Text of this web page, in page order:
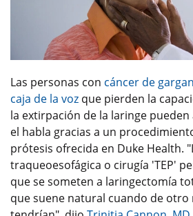
Las personas con cáncer de
caja de la voz que pierden la
la extirpación de la laringe
el habla gracias a un
prótesis ofrecida en Duke Health.
traqueoesofágica o cirugía 'TEP'
que se someten a laringectomía
que suene natural cuando de otro